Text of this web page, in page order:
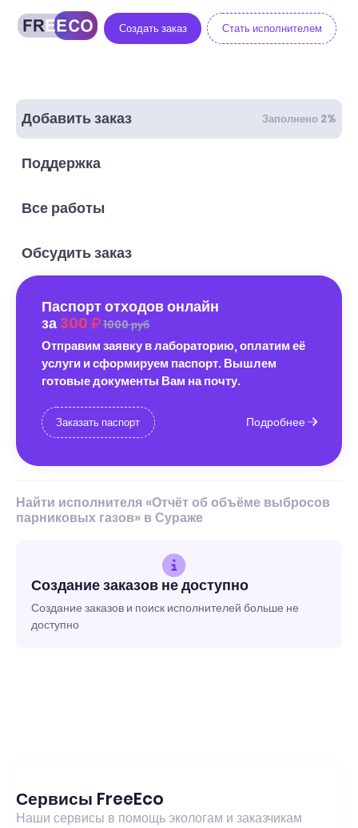
Создать заказ Стать исполнителем
Добавить заказ Заполнено 2%
Поддержка
Все работы
Обсудить заказ
Паспорт отходов онлайн
за 300 1000 руб
Отправим заявку в лабораторию, оплатим её
услуги и сформируем паспорт. Вышлем
готовые документы Вам на почту.
Заказать паспорт Подробнее
Найти исполнителя «Отчёт об объёме выбросов
парниковых газов» в Сураже
Создание заказов не доступно
Создание заказов и поиск исполнителей больше не
доступно
Сервисы FreeEco
Наши сервисы в помощь экологам и заказчикам